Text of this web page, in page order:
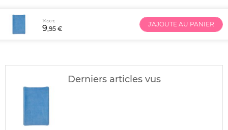
14,90 €
9,95 €
J'AJOUTE AU PANIER
Derniers articles vus